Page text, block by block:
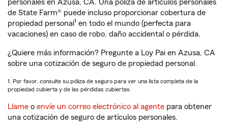
personales en Azusa, CA. Una póliza de artículos personales
de State Farm® puede incluso proporcionar cobertura de
propiedad personal 1 en todo el mundo (perfecta para
vacaciones) en caso de robo, daño accidental o pérdida.
¿Quiere más información? Pregunte a Loy Pai en Azusa, CA
sobre una cotización de seguro de propiedad personal.
1. Por favor, consulte su póliza de seguro para ver una lista completa de la
propiedad cubierta y de las pérdidas cubiertas.
Llame o envíe un correo electrónico al agente para obtener
una cotización de seguro de artículos personales.